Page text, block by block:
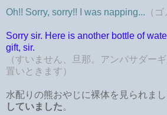
Oh!! Sorry, sorry!! I was napping... （
Sorry sir. Here is another bottle of
gift, sir.
（すいません、旦那。アンバサダー
置いときます）
水配りの熊おやじに裸体を見られまし
していました。